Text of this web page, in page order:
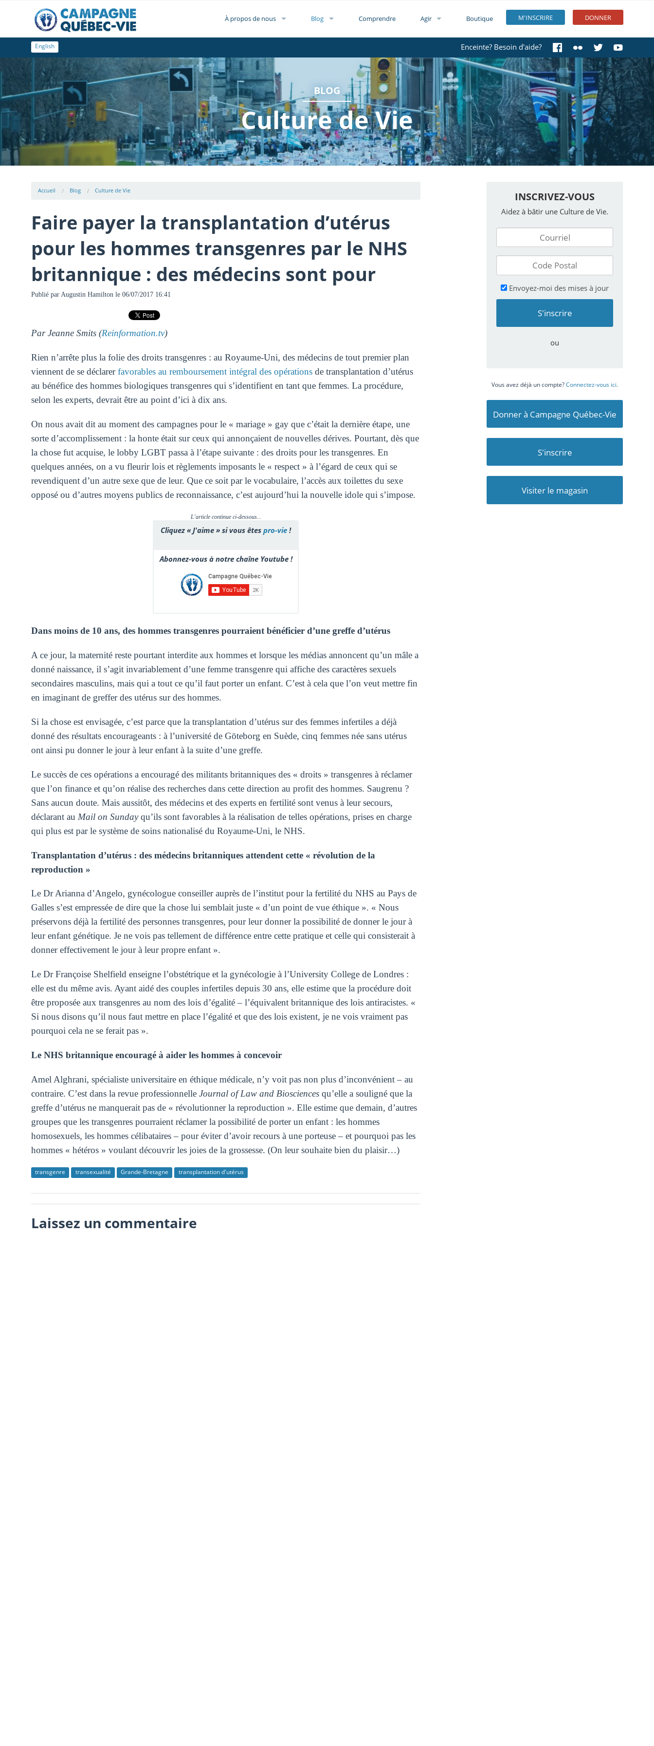
M'INSCRIRE DONNER
À propos de nous Blog Comprendre Agir Boutique
Enceinte? Besoin d'aide?
English
BLOG
Culture de Vie
Accueil Blog Culture de Vie
Faire payer la transplantation d’utérus
pour les hommes transgenres par le NHS
britannique : des médecins sont pour
Publié par Augustin Hamilton le 06/07/2017 16:41
Par Jeanne Smits (Reinformation.tv)
Rien n’arrête plus la folie des droits transgenres : au Royaume-Uni, des médecins de tout premier plan
viennent de se déclarerfavorables au remboursement intégral des opérations de transplantation d’utérus
au bénéfice des hommes biologiques transgenres qui s’identifient en tant que femmes. La procédure,
selon les experts, devrait être au point d’ici à dix ans.
On nous avait dit au moment des campagnes pour le « mariage » gay que c’était la dernière étape, une
sorte d’accomplissement : la honte était sur ceux qui annonçaient de nouvelles dérives. Pourtant, dès que
la chose fut acquise, le lobby LGBT passa à l’étape suivante : des droits pour les transgenres. En
quelques années, on a vu fleurir lois et règlements imposants le « respect » à l’égard de ceux qui se
revendiquent d’un autre sexe que de leur. Que ce soit par le vocabulaire, l’accès aux toilettes du sexe
opposé ou d’autres moyens publics de reconnaissance, c’est aujourd’hui la nouvelle idole qui s’impose.
L'article continue ci-dessous...
Cliquez « J'aime » si vous êtes pro-vie !
Abonnez-vous à notre chaîne Youtube !
Dans moins de 10 ans, des hommes transgenres pourraient bénéficier d’une greffe d’utérus
A ce jour, la maternité reste pourtant interdite aux hommes et lorsque les médias annoncent qu’un mâle a
donné naissance, il s’agit invariablement d’une femme transgenre qui affiche des caractères sexuels
secondaires masculins, mais qui a tout ce qu’il faut porter un enfant. C’est à cela que l’on veut mettre fin
en imaginant de greffer des utérus sur des hommes.
Si la chose est envisagée, c’est parce que la transplantation d’utérus sur des femmes infertiles a déjà
donné des résultats encourageants : à l’université de Göteborg en Suède, cinq femmes née sans utérus
ont ainsi pu donner le jour à leur enfant à la suite d’une greffe.
Le succès de ces opérations a encouragé des militants britanniques des « droits » transgenres à réclamer
que l’on finance et qu’on réalise des recherches dans cette direction au profit des hommes. Saugrenu ?
Sans aucun doute. Mais aussitôt, des médecins et des experts en fertilité sont venus à leur secours,
déclarant au Mail on Sundayqu’ils sont favorables à la réalisation de telles opérations, prises en charge
qui plus est par le système de soins nationalisé du Royaume-Uni, le NHS.
Transplantation d’utérus : des médecins britanniques attendent cette « révolution de la
reproduction »
Le Dr Arianna d’Angelo, gynécologue conseiller auprès de l’institut pour la fertilité du NHS au Pays de
Galles s’est empressée de dire que la chose lui semblait juste « d’un point de vue éthique ». « Nous
préservons déjà la fertilité des personnes transgenres, pour leur donner la possibilité de donner le jour à
leur enfant génétique. Je ne vois pas tellement de différence entre cette pratique et celle qui consisterait à
donner effectivement le jour à leur propre enfant ».
Le Dr Françoise Shelfield enseigne l’obstétrique et la gynécologie à l’University College de Londres :
elle est du même avis. Ayant aidé des couples infertiles depuis 30 ans, elle estime que la procédure doit
être proposée aux transgenres au nom des lois d’égalité – l’équivalent britannique des lois antiracistes. «
Si nous disons qu’il nous faut mettre en place l’égalité et que des lois existent, je ne vois vraiment pas
pourquoi cela ne se ferait pas ».
Le NHS britannique encouragé à aider les hommes à concevoir
Amel Alghrani, spécialiste universitaire en éthique médicale, n’y voit pas non plus d’inconvénient – au
contraire. C’est dans la revue professionnelle Journal of Law and Biosciencesqu’elle a souligné que la
greffe d’utérus ne manquerait pas de « révolutionner la reproduction ». Elle estime que demain, d’autres
groupes que les transgenres pourraient réclamer la possibilité de porter un enfant : les hommes
homosexuels, les hommes célibataires – pour éviter d’avoir recours à une porteuse – et pourquoi pas les
hommes « hétéros » voulant découvrir les joies de la grossesse. (On leur souhaite bien du plaisir…)
transgenre transexualité Grande-Bretagne transplantation d'utérus
Laissez un commentaire
INSCRIVEZ-VOUS
Aidez à bâtir une Culture de Vie.
Envoyez-moi des mises à jour
ou
Vous avez déjà un compte?Connectez-vous ici.
Donner à Campagne Québec-Vie
S'inscrire
Visiter le magasin